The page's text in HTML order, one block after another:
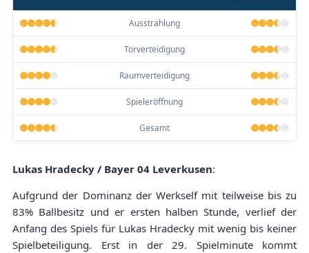
Ausstrahlung
Torverteidigung
Raumverteidigung
Spieleröffnung
Gesamt
Lukas Hradecky / Bayer 04 Leverkusen:
Aufgrund der Dominanz der Werkself mit teilweise bis zu
83% Ballbesitz und er ersten halben Stunde, verlief der
Anfang des Spiels für Lukas Hradecky mit wenig bis keiner
Spielbeteiligung. Erst in der 29. Spielminute kommt